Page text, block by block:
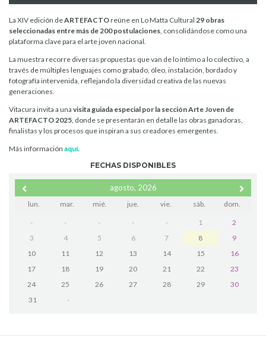
La XIV edición deARTEFACTOreúne en Lo Matta Cultural 29 obras
seleccionadas entre más de 200 postulaciones, consolidándose como una
plataforma clave para el arte joven nacional.
La muestra recorre diversas propuestas que van de lo íntimo a lo colectivo, a
través de múltiples lenguajes como grabado, óleo, instalación, bordado y
fotografía intervenida, reflejando la diversidad creativa de las nuevas
generaciones.
Vitacura invita a una visita guiada especial por la sección Arte Joven de
ARTEFACTO 2025, donde se presentarán en detalle las obras ganadoras,
finalistas y los procesos que inspiran a sus creadores emergentes.
Más información aquí.
FECHAS DISPONIBLES
agosto, 2026
lun. mar. mié. jue. vie. sáb. dom.
- - - - - 1
2
3
4 5 6 7 8
9
10
11 12 13 14 15
16
17
18 19 20 21 22
23
24
25 26 27 28 29
30
31
-